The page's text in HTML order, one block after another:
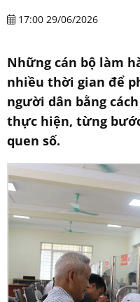
17:00 29/06/2026
Những cán bộ làm
nhiều thời gian để
người dân bằng
thực hiện, từng
quen số.